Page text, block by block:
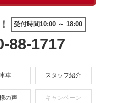
受付時間10:00 ～ 18:00
88-1717
車 スタッフ紹介
の声 キャンペーン